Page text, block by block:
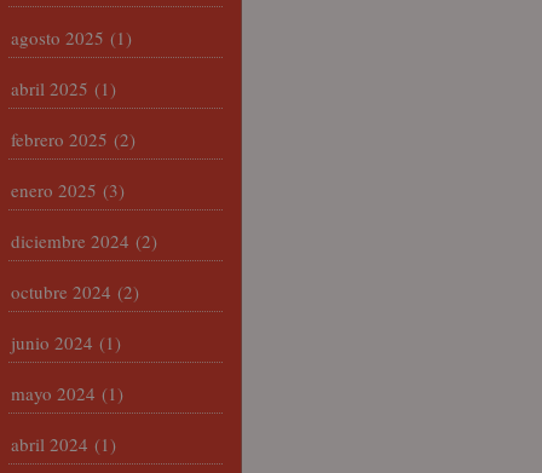
agosto 2025 (1)
abril 2025 (1)
febrero 2025 (2)
enero 2025 (3)
diciembre 2024 (2)
octubre 2024 (2)
junio 2024 (1)
mayo 2024 (1)
abril 2024 (1)